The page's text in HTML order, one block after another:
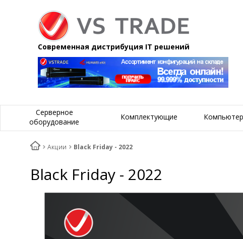
Современная дистрибуция IT решений
Серверное
оборудование
Комплектующие
Акции Black Friday - 2022
Black Friday - 2022